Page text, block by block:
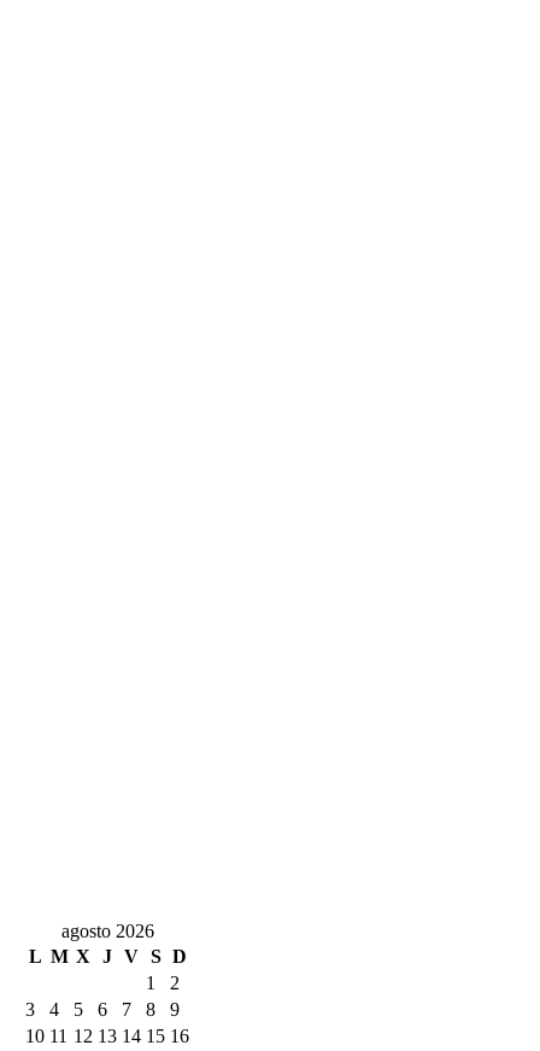
agosto 2026
L M X J V S D
1
2
3
4 5 6 7 8
9
10 11 12 13 14 15 16